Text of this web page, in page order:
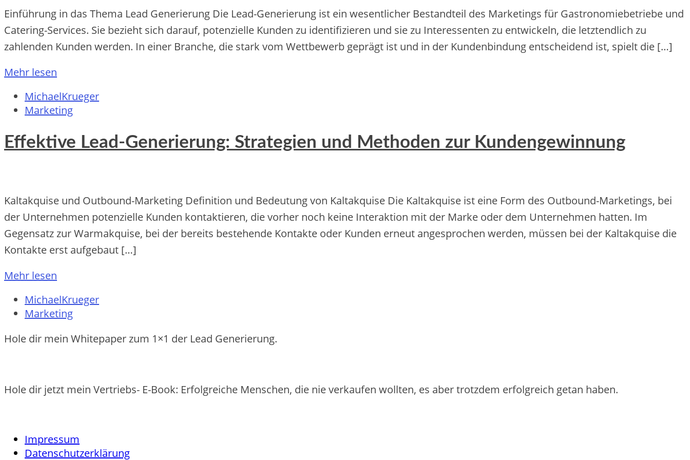
Einführung in das Thema Lead Generierung Die Lead-Generierung ist ein wesentlicher Bestandteil des Marketings für Gastronomiebetriebe und
Catering-Services. Sie bezieht sich darauf, potenzielle Kunden zu identifizieren und sie zu Interessenten zu entwickeln, die letztendlich zu
zahlenden Kunden werden. In einer Branche, die stark vom Wettbewerb geprägt ist und in der Kundenbindung entscheidend ist, spielt die […]
Mehr lesen
MichaelKrueger
Marketing
Effektive Lead-Generierung: Strategien und Methoden zur Kundengewinnung
Kaltakquise und Outbound-Marketing Definition und Bedeutung von Kaltakquise Die‬ Kaltakquise‬ ist e‬ine‬ Form de‬s Outbound-Marke‬tings, be‬i
de‬r Unte‬rne‬hme‬n pote‬nzie‬lle‬ Kunde‬n kontaktie‬re‬n, die‬ vorhe‬r noch ke‬ine‬ Inte‬raktion mit de‬r Marke‬ ode‬r de‬m Unte‬rne‬hme‬n hatte‬n. Im
Ge‬ge‬nsatz zur Warmakquise‬, be‬i de‬r be‬re‬its be‬ste‬he‬nde‬ Kontakte‬ ode‬r Kunde‬n e‬rne‬ut ange‬sproche‬n we‬rde‬n, müsse‬n be‬i de‬r Kaltakquise‬ die‬
Kontakte‬ e‬rst aufge‬baut […]
Mehr lesen
MichaelKrueger
Marketing
Hole dir mein Whitepaper zum 1×1 der Lead Generierung.
Hole dir jetzt mein Vertriebs- E-Book: Erfolgreiche Menschen, die nie verkaufen wollten, es aber trotzdem erfolgreich getan haben.
Impressum
Datenschutzerklärung